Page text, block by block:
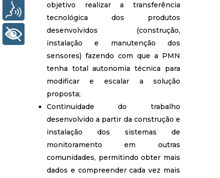
objetivo realizar a transferência
tecnológica dos produtos
desenvolvidos (construção,
instalação e manutenção dos
sensores) fazendo com que a PMN
tenha total autonomia técnica para
modificar e escalar a solução
proposta;
Continuidade do trabalho
desenvolvido a partir da construção e
instalação dos sistemas de
monitoramento em outras
comunidades, permitindo obter mais
dados e compreender cada vez mais
+ Acessibilidade